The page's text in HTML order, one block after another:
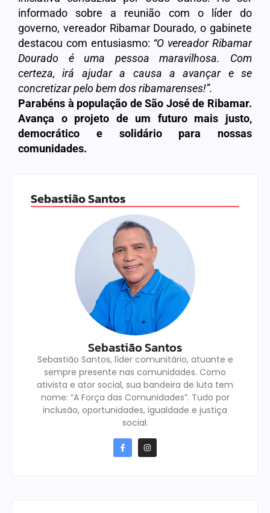
informado sobre a reunião com o líder do
governo, vereador Ribamar Dourado, o gabinete
destacou com entusiasmo: “O vereador Ribamar
Dourado é uma pessoa maravilhosa. Com
certeza, irá ajudar a causa a avançar e se
concretizar pelo bem dos ribamarenses!”.
Parabéns à população de São José de Ribamar.
Avança o projeto de um futuro mais justo,
democrático e solidário para nossas
comunidades.
Sebastião Santos
Sebastião Santos
Sebastião Santos, líder comunitário, atuante e
sempre presente nas comunidades. Como
ativista e ator social, sua bandeira de luta tem
nome: “A Força das Comunidades”. Tudo por
inclusão, oportunidades, igualdade e justiça
social.